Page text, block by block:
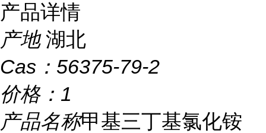
产品详情
产地 湖北
Cas： 56375-79-2
价格： 1
产品名称甲基三丁基氯化铵